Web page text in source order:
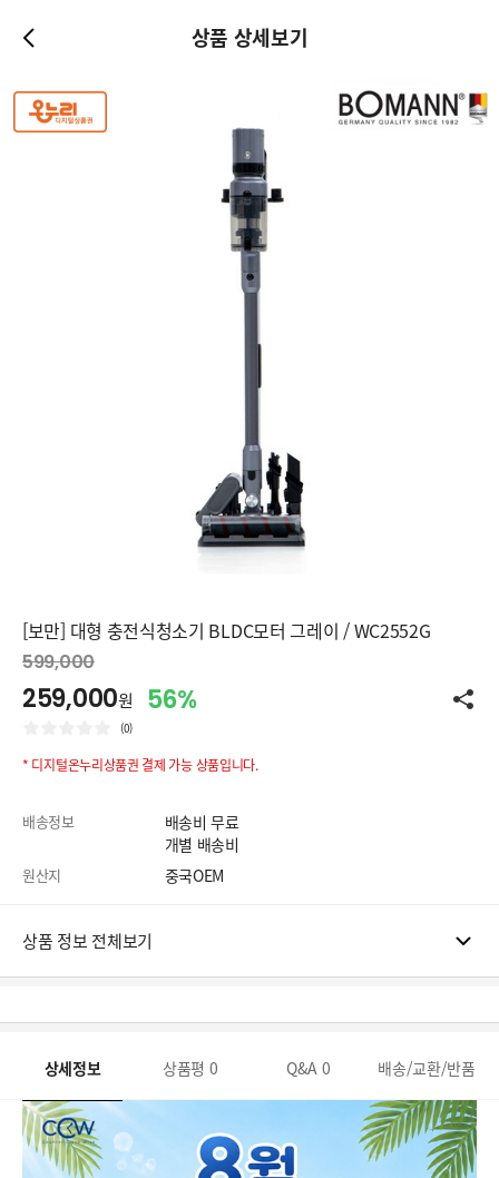
상품 상세보기
[보만] 대형 충전식청소기 BLDC모터 그레이 / WC2552G
599,000
259,000원 56%
(0)
* 디지털온누리상품권 결제 가능 상품입니다.
배송정보
배송비 무료
개별 배송비
원산지 중국OEM
상품 정보 전체보기
상세정보 상품평 0 Q&A 0 배송/교환/반품